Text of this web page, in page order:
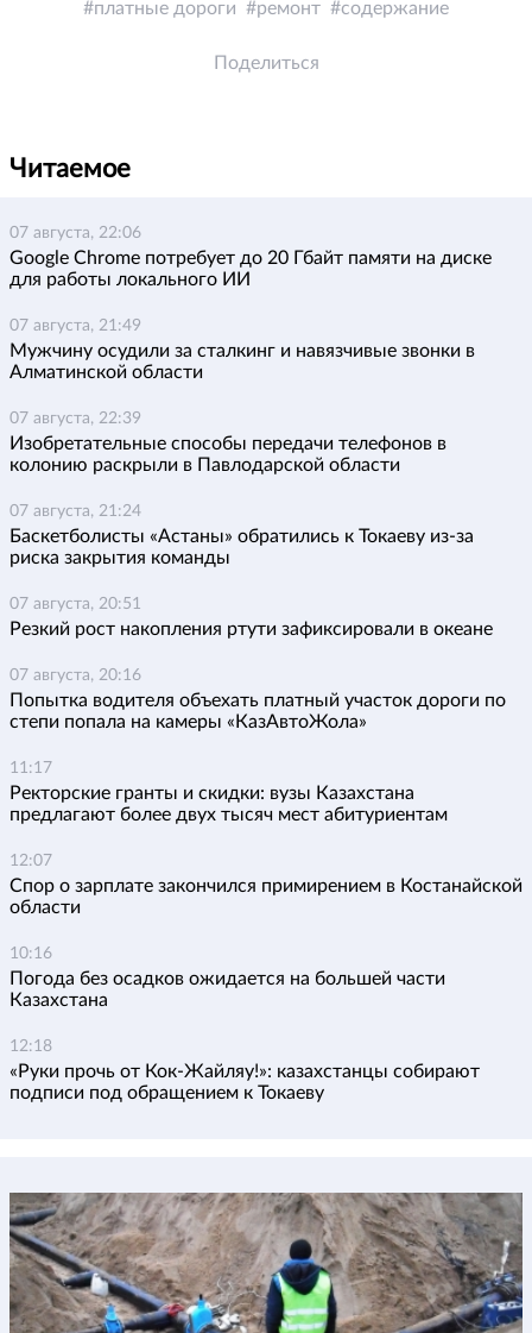
платные дороги ремонт содержание
Поделиться
Читаемое
07 августа, 22:06
Google Chrome потребует до 20 Гбайт памяти на диске
для работы локального ИИ
07 августа, 21:49
Мужчину осудили за сталкинг и навязчивые звонки в
Алматинской области
07 августа, 22:39
Изобретательные способы передачи телефонов в
колонию раскрыли в Павлодарской области
07 августа, 21:24
Баскетболисты «Астаны» обратились к Токаеву из-за
риска закрытия команды
07 августа, 20:51
Резкий рост накопления ртути зафиксировали в океане
07 августа, 20:16
Попытка водителя объехать платный участок дороги по
степи попала на камеры «КазАвтоЖола»
11:17
Ректорские гранты и скидки: вузы Казахстана
предлагают более двух тысяч мест абитуриентам
12:07
Спор о зарплате закончился примирением в Костанайской
области
10:16
Погода без осадков ожидается на большей части
Казахстана
12:18
«Руки прочь от Кок-Жайляу!»: казахстанцы собирают
подписи под обращением к Токаеву